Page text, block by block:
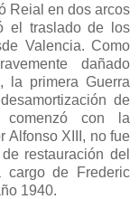
Reial en dos arcos
el traslado de los
Valencia. Como
dañado
la primera Guerra
de
comenzó con la
Alfonso XIII, no fue
restauración del
cargo de Frederic
1940.